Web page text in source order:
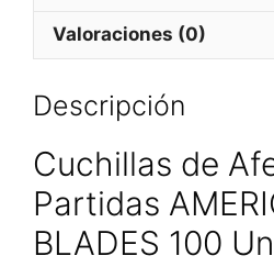
Valoraciones (0)
Descripción
Cuchillas de
Partidas
BLADES 100